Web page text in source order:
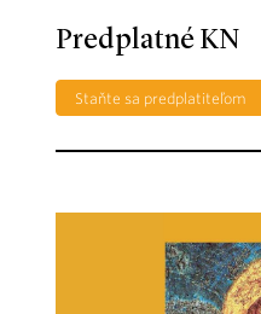
Predplatné KN
Staňte sa predplatiteľom